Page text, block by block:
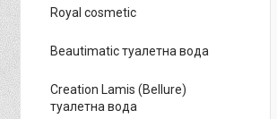
Royal cosmetic
Beautimatic туалетна вода
Creation Lamis (Bellure)
туалетна вода